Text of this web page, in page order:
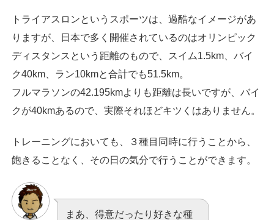
トライアスロンというスポーツは、過酷なイメージがあ
りますが、日本で多く開催されているのはオリンピック
ディスタンスという距離のもので、スイム1.5km、バイ
ク40km、ラン10kmと合計でも51.5km。
フルマラソンの42.195kmよりも距離は長いですが、バイ
クが40kmあるので、実際それほどキツくはありません。
トレーニングにおいても、３種目同時に行うことから、
飽きることなく、その日の気分で行うことができます。
まあ、得意だったり好きな種